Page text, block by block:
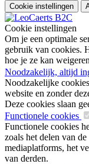
Cookie instellingen
Cookie instellingen
Om je een optimale
gebruik van cookies.
hoe je ze kan
Noodzakelijk, altijd
Noodzakelijke
website en zonder
Deze cookies slaan
Functionele cookies
Functionele cookies
zoals het delen van
mediaplatforms, het
van derden.